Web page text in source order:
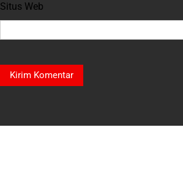
Situs Web